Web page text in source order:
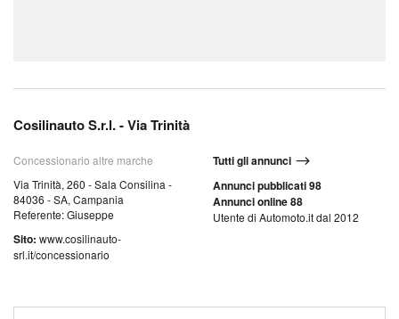
Cosilinauto S.r.l. - Via Trinità
Concessionario altre marche
Via Trinità, 260 - Sala Consilina -
84036 - SA, Campania
Referente: Giuseppe
Sito: www.cosilinauto-
srl.it/concessionario
Tutti gli annunci
Annunci pubblicati 98
Annunci online 88
Utente di Automoto.it dal 2012